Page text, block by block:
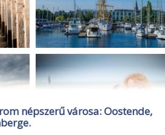
népszerű városa: Oostende,